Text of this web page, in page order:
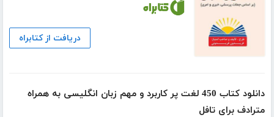
دریافت از کتابراه
دانلود کتاب 450 لغت پر کاربرد و مهم زبان انگلیسی به همراه
مترادف برای تافل